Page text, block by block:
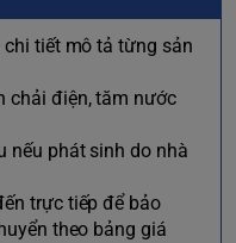
tiết mô tả từng sản
chải điện, tăm nước
nếu phát sinh do nhà
trực tiếp để bảo
theo bảng giá